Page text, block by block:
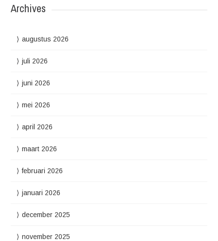
Archives
augustus 2026
juli 2026
juni 2026
mei 2026
april 2026
maart 2026
februari 2026
januari 2026
december 2025
november 2025